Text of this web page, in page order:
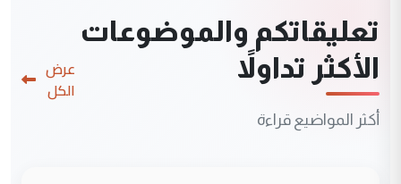
تعليقاتكم والموضوعات
الأكثر تداولاً
أكثر المواضيع قراءة
عرض
الكل